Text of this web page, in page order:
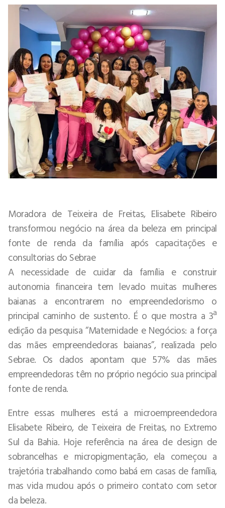
Moradora de Teixeira de Freitas, Elisabete Ribeiro
transformou negócio na área da beleza em principal
fonte de renda da família após capacitações e
consultorias do Sebrae
A necessidade de cuidar da família e construir
autonomia financeira tem levado muitas mulheres
baianas a encontrarem no empreendedorismo o
principal caminho de sustento. É o que mostra a 3ª
edição da pesquisa “Maternidade e Negócios: a força
das mães empreendedoras baianas”, realizada pelo
Sebrae. Os dados apontam que 57% das mães
empreendedoras têm no próprio negócio sua principal
fonte de renda.
Entre essas mulheres está a microempreendedora
Elisabete Ribeiro, de Teixeira de Freitas, no Extremo
Sul da Bahia. Hoje referência na área de design de
sobrancelhas e micropigmentação, ela começou a
trajetória trabalhando como babá em casas de família,
mas vida mudou após o primeiro contato com setor
da beleza.